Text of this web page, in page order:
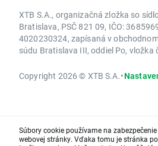
XTB S.A., organizačná zložka so
Bratislava, PSČ 821 09, IČO:
4020230324, zapísaná v
súdu Bratislava III, oddiel Po, vložka
Copyright 2026 © XTB S.A.•
Súbory cookie používame na
webovej stránky. Vďaka tomu je stránka